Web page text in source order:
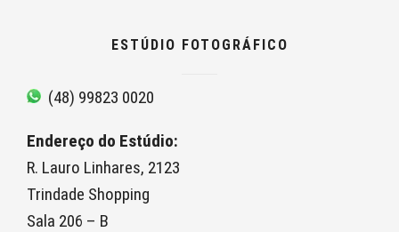
ESTÚDIO FOTOGRÁFICO
(48) 99823 0020
Endereço do Estúdio:
R. Lauro Linhares, 2123
Trindade Shopping
Sala 206 – B